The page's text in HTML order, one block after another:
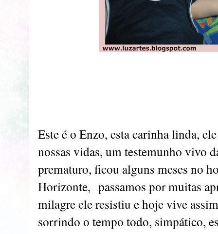
Este é o Enzo, esta carinha linda,
nossas vidas, um testemunho vivo
prematuro, ficou alguns meses no
Horizonte, passamos por muitas
milagre ele resistiu e hoje vive
sorrindo o tempo todo, simpático,